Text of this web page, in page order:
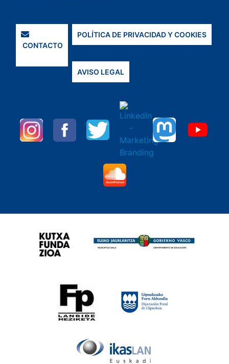
CONTACTO
POLÍTICA DE PRIVACIDAD Y COOKIES
AVISO LEGAL